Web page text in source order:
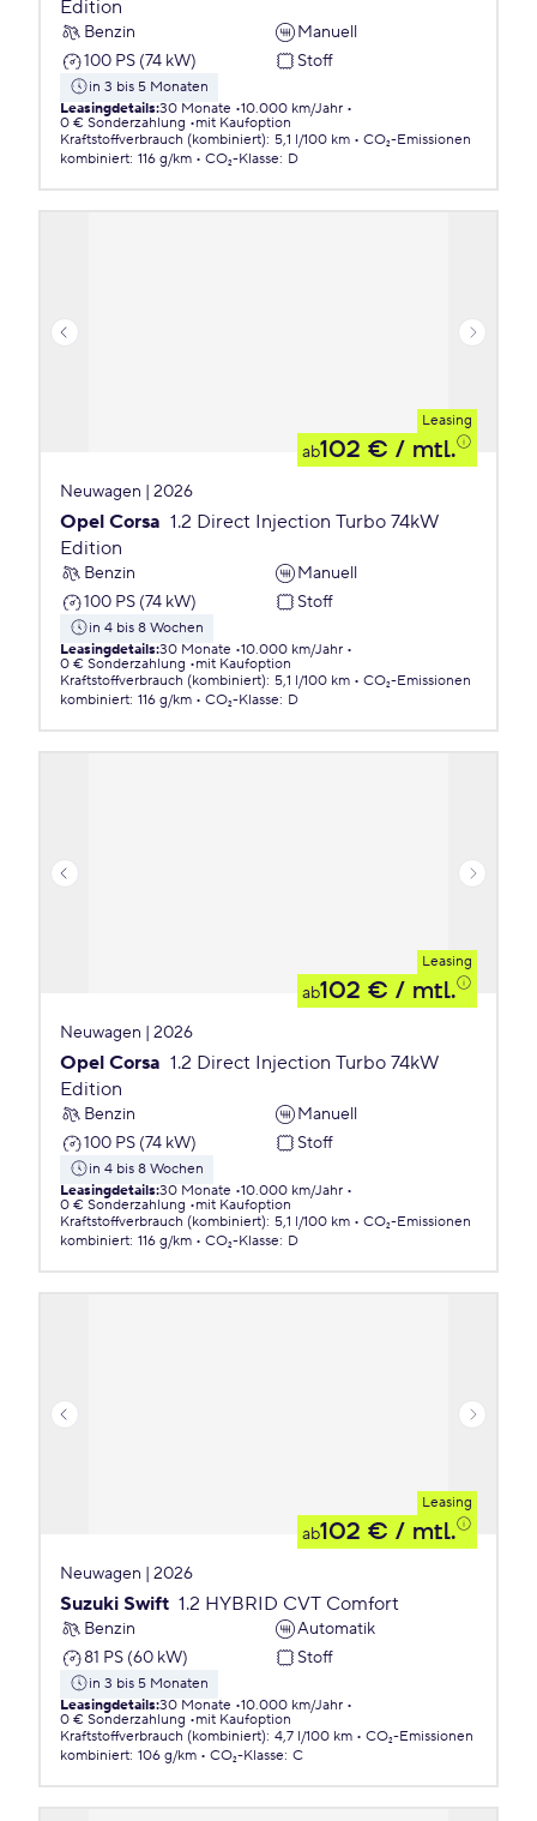
Edition
Benzin
Manuell
100 PS (74 kW)
Stoff
in 3 bis 5 Monaten
Leasingdetails:30 Monate 10.000 km/Jahr
0 € Sonderzahlung
mit Kaufoption
Kraftstoffverbrauch (kombiniert): 5,1 l/100 km
CO₂-Emissionen
kombiniert: 116 g/km CO₂-Klasse: D
Leasing
ab102 € / mtl.
Neuwagen | 2026
Opel Corsa 1.2 Direct Injection Turbo 74kW
Edition
Benzin
Manuell
100 PS (74 kW)
Stoff
in 4 bis 8 Wochen
Leasingdetails:30 Monate 10.000 km/Jahr
0 € Sonderzahlung
mit Kaufoption
Kraftstoffverbrauch (kombiniert): 5,1 l/100 km
CO₂-Emissionen
kombiniert: 116 g/km CO₂-Klasse: D
Leasing
ab102 € / mtl.
Neuwagen | 2026
Opel Corsa 1.2 Direct Injection Turbo 74kW
Edition
Benzin
Manuell
100 PS (74 kW)
Stoff
in 4 bis 8 Wochen
Leasingdetails:30 Monate 10.000 km/Jahr
0 € Sonderzahlung
mit Kaufoption
Kraftstoffverbrauch (kombiniert): 5,1 l/100 km
CO₂-Emissionen
kombiniert: 116 g/km CO₂-Klasse: D
Leasing
ab102 € / mtl.
Neuwagen | 2026
Suzuki Swift 1.2 HYBRID CVT Comfort
Benzin
Automatik
81 PS (60 kW)
Stoff
in 3 bis 5 Monaten
Leasingdetails:30 Monate 10.000 km/Jahr
0 € Sonderzahlung
mit Kaufoption
Kraftstoffverbrauch (kombiniert): 4,7 l/100 km
CO₂-Emissionen
kombiniert: 106 g/km CO₂-Klasse: C